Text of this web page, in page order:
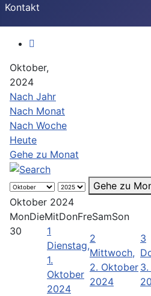
Kontakt
Oktober,
2024
Nach Jahr
Nach Monat
Nach Woche
Heute
Gehe zu Monat
Gehe zu
Oktober 2024
MonDieMitDonFreSamSon
30
1
Dienstag,
1.
Oktober
2024
2
Mittwoch,
2. Oktober
2024
3